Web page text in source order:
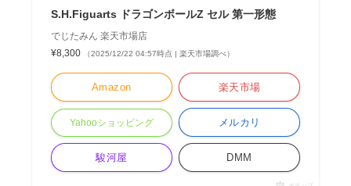
S.H.Figuarts ドラゴンボールZ セル 第一形態
でじたみん 楽天市場店
¥8,300
（2025/12/22 04:57時点 | 楽天市場調べ）
Amazon 楽天市場
Yahooショッピング メルカリ
駿河屋 DMM